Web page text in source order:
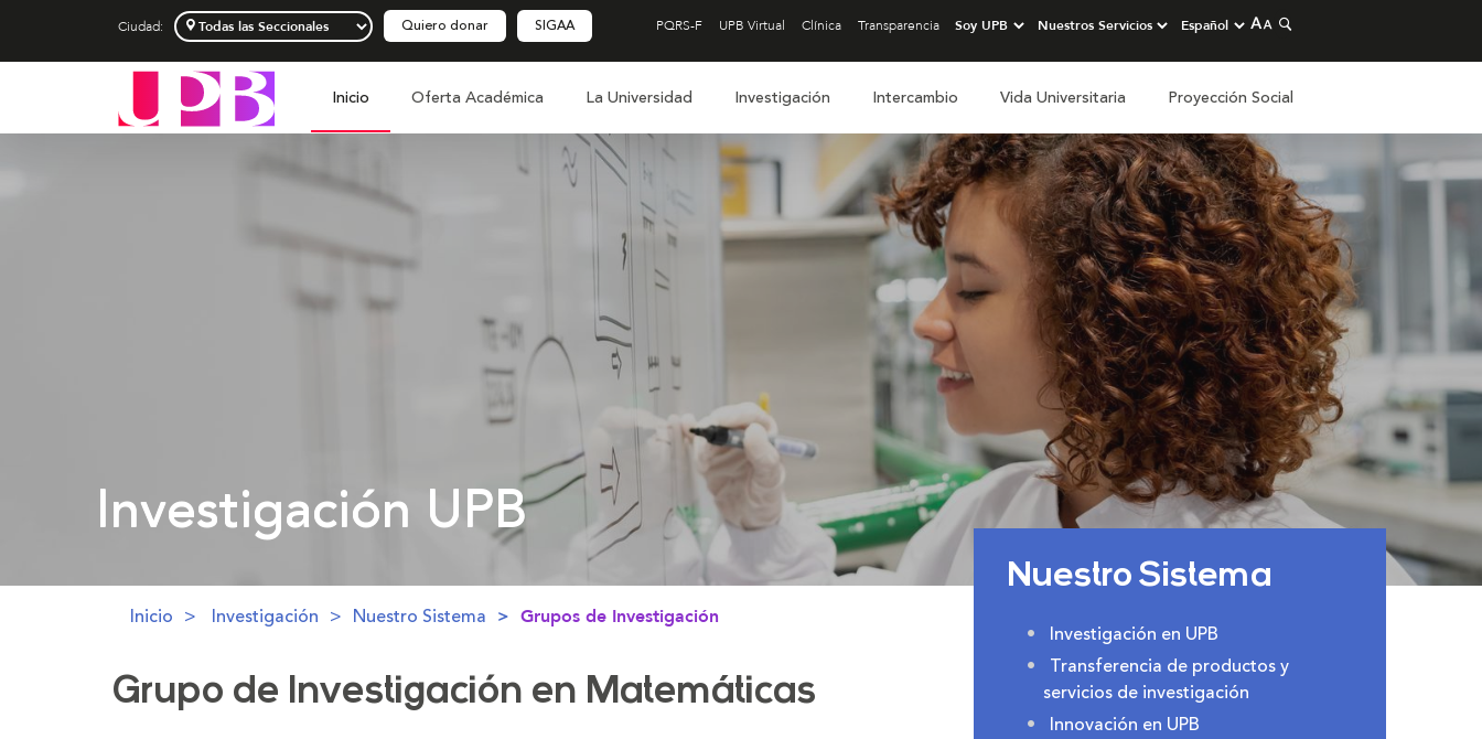
Ciudad: Quiero donar SIGAA PQRS-F UPB Virtual Clínica Transparencia
Inicio Oferta Académica La Universidad Investigación Intercambio Vida Universitaria Proyección Social
Investigación UPB
Investigación UPB
Nuestro Sistema
Investigación en UPB
Transferencia de productos y
servicios de investigación
Innovación en UPB
Inicio Investigación Nuestro Sistema Grupos de Investigación
Grupo de Investigación en Matemáticas